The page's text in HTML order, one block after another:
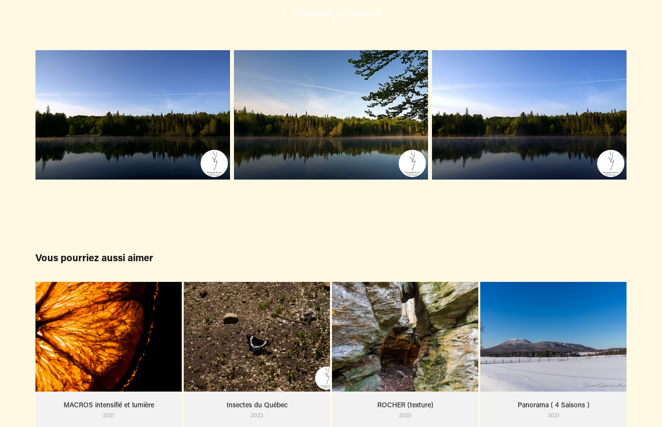
- Vincent Germain
Vous pourriez aussi aimer
MACROS intensifié et lumière
2021
Insectes du Québec
2023
ROCHER (texture)
2020
Panorama ( 4 Saisons )
2021